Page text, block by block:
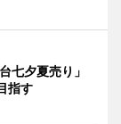
七夕夏売り」
指す